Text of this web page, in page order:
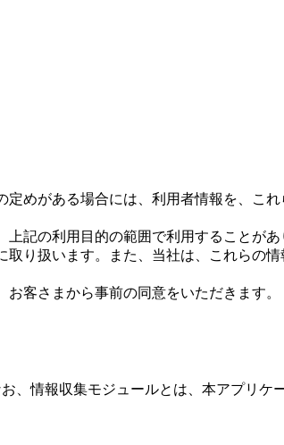
めがある場合には、利用者情報を、こ
記の利用目的の範囲で利用することがあ
り扱います。また、当社は、これらの
客さまから事前の同意をいただきます。
、情報収集モジュールとは、本アプリケ